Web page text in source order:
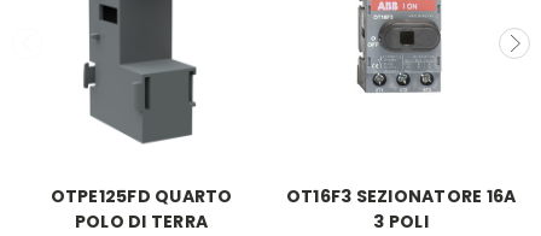
OTPE125FD QUARTO
POLO DI TERRA
OT16F3 SEZIONATORE 16A
3 POLI